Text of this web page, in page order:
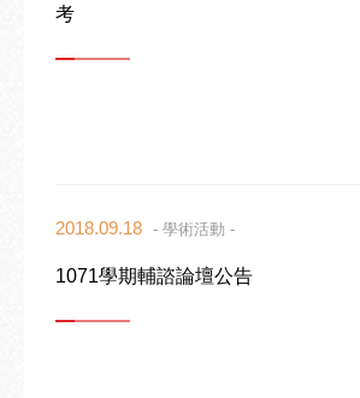
考
2018.09.18 - 學術活動 -
1071學期輔諮論壇公告